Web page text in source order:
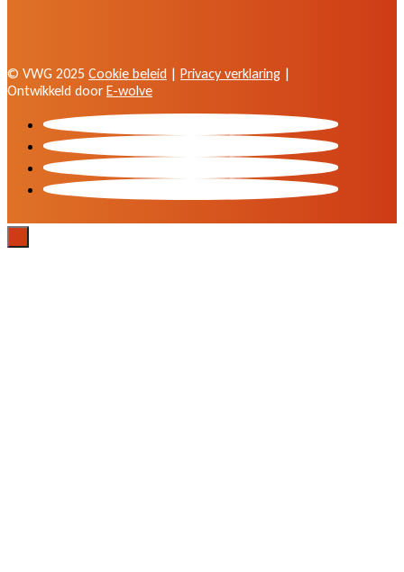
© VWG 2025 Cookie beleid | Privacy verklaring |
Ontwikkeld door E-wolve